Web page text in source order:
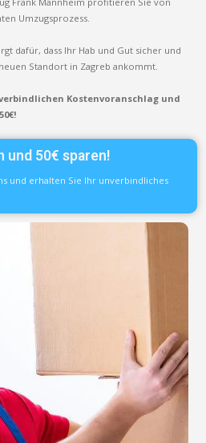
Umzugsprozess.
dafür, dass Ihr Hab und Gut sicher und
Standort in Zagreb ankommt.
Kostenvoranschlag und
und 50€ sparen!
und erhalten Sie Ihr unverbindliches